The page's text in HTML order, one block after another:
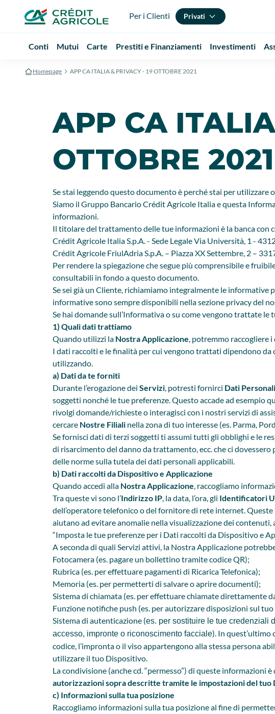
Per i Clienti Privati
Conti Mutui Carte Prestiti e Finanziamenti Investimenti
Homepage APP CA ITALIA & PRIVACY - 19 OTTOBRE 2021
APP CA
OTTOBRE 2021
Se stai leggendo questo documento è perché stai per utilizzare
Siamo il Gruppo Bancario Crédit Agricole Italia e questa
informazioni.
Il titolare del trattamento delle tue informazioni è la banca con
Crédit Agricole Italia S.p.A. - Sede Legale Via Università, 1 -
Crédit Agricole FriulAdria S.p.A. – Piazza XX Settembre, 2 –
Per rendere la spiegazione che segue più comprensibile e
consultabili in fondo a questo documento.
Se sei già un Cliente, richiamiamo integralmente le informative
informative sono sempre disponibili nella sezione privacy del
Se hai domande sull’Informativa o su come vengono trattate
1) Quali dati trattiamo
Quando utilizzi la Nostra Applicazione, potremmo raccogliere
I dati raccolti e le finalità per cui vengono trattati dipendono da
utilizzando.
a) Dati da te forniti
Durante l’erogazione dei Servizi, potresti fornirci Dati Personali
soggetti nonché le tue preferenze. Questo accade ad esempio
rivolgi domande/richieste o interagisci con i nostri servizi di
cercare Nostre Filiali nella zona di tuo interesse (es. Parma,
Se fornisci dati di terzi soggetti ti assumi tutti gli obblighi e le
di risarcimento del danno da trattamento, ecc. che ci
delle norme sulla tutela dei dati personali applicabili.
b) Dati raccolti da Dispositivo e Applicazione
Quando accedi alla Nostra Applicazione, raccogliamo
Tra queste vi sono l’Indirizzo IP, la data, l’ora, gli Identificatori
dell’operatore telefonico o del fornitore di rete internet.
aiutano ad evitare anomalie nella visualizzazione dei
“Imposta le tue preferenze per i Dati raccolti da Dispositivo e
A seconda di quali Servizi attivi, la Nostra Applicazione
Fotocamera (es. pagare un bollettino tramite codice QR);
Rubrica (es. per effettuare pagamenti di Ricarica Telefonica);
Memoria (es. per permetterti di salvare o aprire documenti);
Sistema di chiamata (es. per effettuare chiamate direttamente
Funzione notifiche push (es. per autorizzare disposizioni sul
Sistema di autenticazione (es. per sostituire le tue credenziali
accesso, impronte o riconoscimento facciale). In quest’ultimo
codice, l’impronta o il viso appartengono alla stessa persona
utilizzare il tuo Dispositivo.
La condivisione (anche cd. “permesso”) di queste
autorizzazioni sopra descritte tramite le impostazioni del tuo
c) Informazioni sulla tua posizione
Raccogliamo informazioni sulla tua posizione al fine di